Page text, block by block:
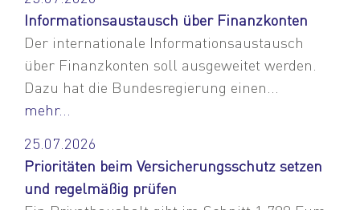
Informationsaustausch über Finanzkonten
Der internationale Informationsaustausch
über Finanzkonten soll ausgeweitet werden.
Dazu hat die Bundesregierung einen...
mehr...
25.07.2026
Prioritäten beim Versicherungsschutz setzen
und regelmäßig prüfen